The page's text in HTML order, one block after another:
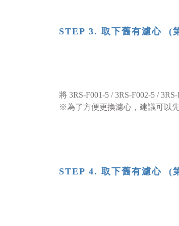
STEP 3. 取下舊有濾心 (
將 3RS-F001-5 / 3RS-F002-5 /
※為了方便更換濾心，建議可以
STEP 4. 取下舊有濾心 (